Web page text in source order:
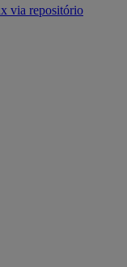
via repositório